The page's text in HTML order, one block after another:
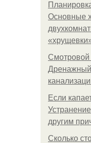
Основные
Смотровой
Дренажный
Если
другим
Сколько